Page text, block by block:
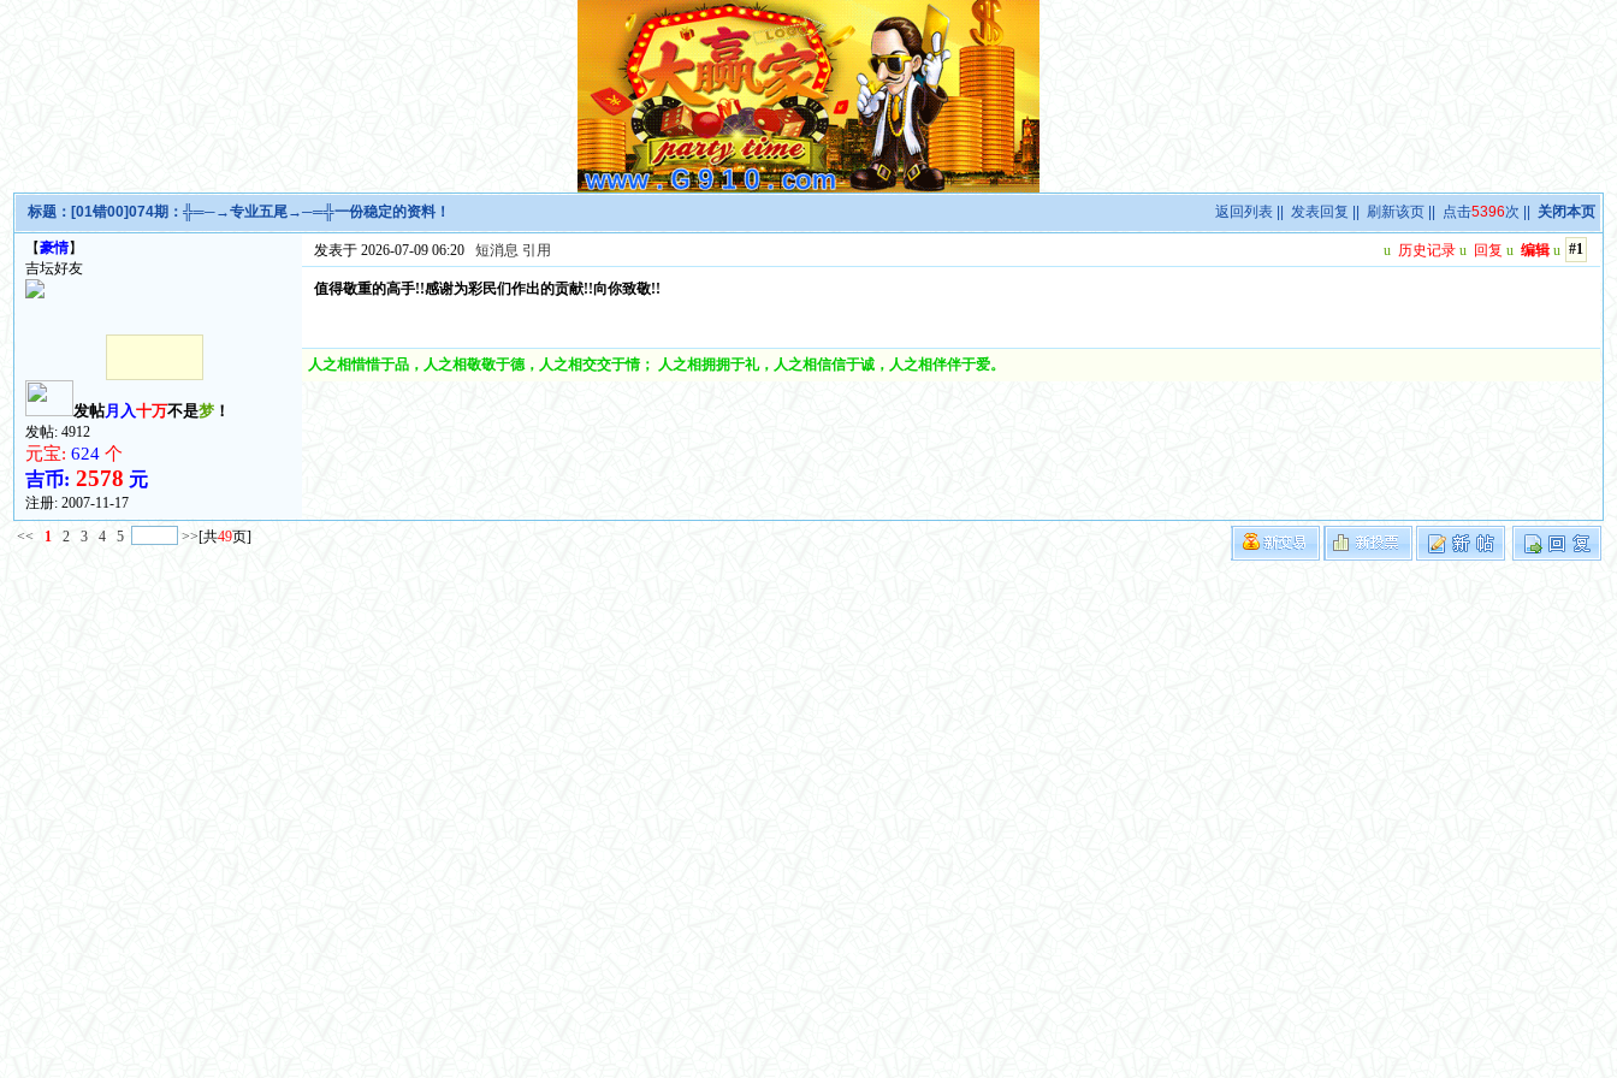
返回列表 ||发表回复 ||刷新该页 || 点击5396次 || 关闭本页
标题： [01错00]074期：╬═─→专业五尾→─═╬一份稳定的资料！
【豪情】
吉坛好友
发帖月入十万不是梦 ！
发帖: 4912
元宝: 624个
吉币: 2578 元
注册:2007-11-17
#1
u 历史记录 u 回复 u 编辑 u
发表于 2026-07-09 06:20短消息 引用
值得敬重的高手!!感谢为彩民们作出的贡献!!向你致敬!!
人之相惜惜于品，人之相敬敬于德，人之相交交于情； 人之相拥拥于礼，人之相信信于诚，人之相伴伴于爱。
<< 1 2 3 4 5 >>[共49页]